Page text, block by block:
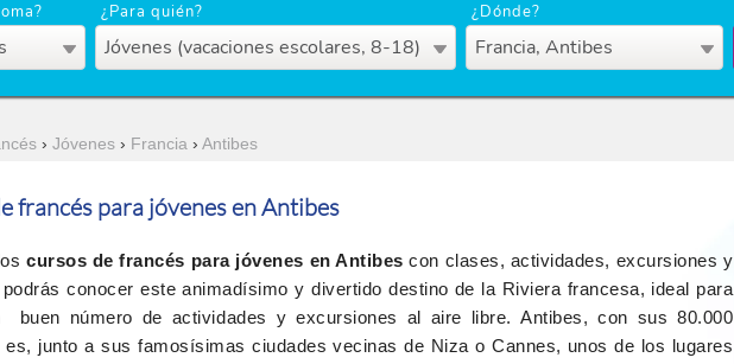
¿Para quién?
Jóvenes (vacaciones escolares, 8-18)
¿Dónde?
Francia, Antibes
› Jóvenes› Francia › Antibes
francés para jóvenes en Antibes
cursos de francés para jóvenes en Antibes con clases, actividades, excursiones y
conocer este animadísimo y divertido destino de la Riviera francesa, ideal para
buen número de actividades y excursiones al aire libre. Antibes, con sus 80.000
es, junto a sus famosísimas ciudades vecinas de Niza o Cannes, unos de los lugares